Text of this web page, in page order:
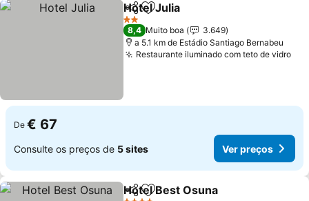
PartilharAdicionar aos favoritos
Hotel Julia
2 Estrelas
8,4 Muito boa
3.649
a 5.1 km de Estádio Santiago Bernabeu
Restaurante iluminado com teto de vidro
De € 67
Consulte os preços de 5 sites Ver preços
PartilharAdicionar aos favoritos
Hotel Best Osuna